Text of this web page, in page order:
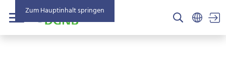
Zum Hauptinhalt springen
Menü